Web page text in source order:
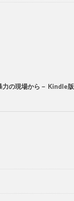
力の現場から－ Kindle版